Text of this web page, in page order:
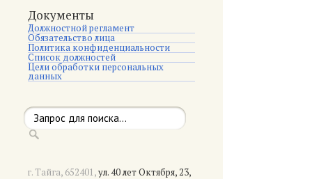
Документы
Должностной регламент
Обязательство лица
Политика конфиденциальности
Список должностей
Цели обработки персональных
данных
г. Тайга, 652401,ул. 40 лет Октября, 23,